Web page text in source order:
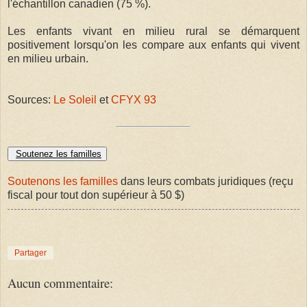
l'échantillon canadien (75 %).
Les enfants vivant en milieu rural se démarquent
positivement lorsqu'on les compare aux enfants qui vivent
en milieu urbain.
Sources: Le Soleil etCFYX 93
Soutenez les familles
Soutenons les familles dans leurs combats juridiques (reçu
fiscal pour tout don supérieur à 50 $)
Partager
Aucun commentaire: